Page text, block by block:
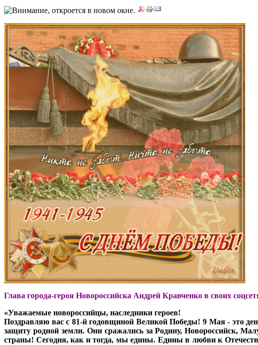
Глава города-героя Новороссийска Андрей Кравченко в своих
«Уважаемые новороссийцы, наследники героев!
Поздравляю вас с 81-й годовщиной Великой Победы! 9 Мая - это
защиту родной земли. Они сражались за Родину, Новороссийск,
страны! Сегодня, как и тогда, мы едины. Едины в любви к